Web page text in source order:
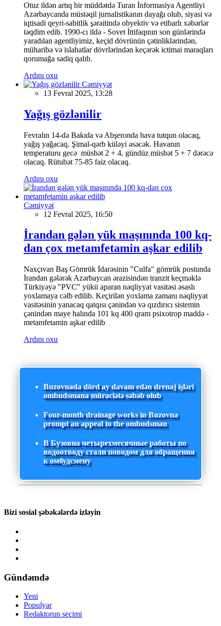
Otuz ildən artıq bir müddətdə Turan İnformasiya Agentliyi
Azərbaycanda müstəqil jurnalistikanın dayağı olub, siyasi və
iqtisadi qeyri-sabitlik şəraitində obyektiv və etibarlı xəbərlər
təqdim edib. 1990-cı ildə - Sovet İttifaqının son günlərində
yaradılan agentliyimiz, keçid dövrünün çətinliklərindən,
müharibə və islahatlar dövrlərindən keçərək ictimai maraqları
qorumağa sadiq qalıb.
Ardını oxu
Cəmiyyət
13 Fevral 2025, 13:28
Yağış gözlənilir
Fevralın 14-də Bakıda və Abşeronda hava tutqun olacaq,
yağış yağacaq. Şimal-qərb küləyi əsəcək. Havanın
temperaturu gecə müsbət 2 + 4, gündüz müsbət 5 + 7 dərəcə
olacaq. Rütubət 75-85 faiz olacaq.
Ardını oxu
Cəmiyyət
12 Fevral 2025, 16:50
İrandan gələn yük maşınında 100 kq-
dan çox metamfetamin aşkar edilib
Naxçıvan Baş Gömrük İdarəsinin "Culfa" gömrük postunda
İrandan gələrək Azərbaycan ərazisindən tranzit keçməklə
Türkiyəyə "PVC" yükü aparan nəqliyyat vasitəsi əsaslı
yoxlamaya cəlb edilib. Keçirilən yoxlama zamanı nəqliyyat
vasitəsinin yanacaq qatqısı çənindən və qızdırıcı sistemin
çənindən maye halında 101 kq 400 qram psixotrop maddə -
metamfetamin aşkar edilib
Ardını oxu
Buzovnada dörd ay davam edən drenaj işləri
ombudsmana müraciətə səbəb olub
Four-month drainage works in Buzovna
prompt an appeal to the ombudsman
В Бузовна четырехмесячные работы по
водоотводу стали поводом для обращения
к омбудсмену
Bizi sosial şəbəkələrdə izləyin
Gündəmdə
Yeni
Populyar
Redaktorun seçimi